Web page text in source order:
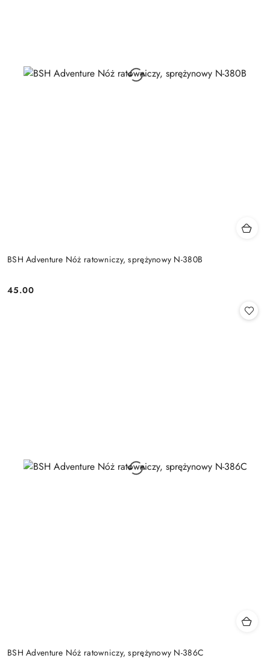
BSH Adventure Nóż ratowniczy, sprężynowy N-380B
Cena:
45.00
BSH Adventure Nóż ratowniczy, sprężynowy N-386C